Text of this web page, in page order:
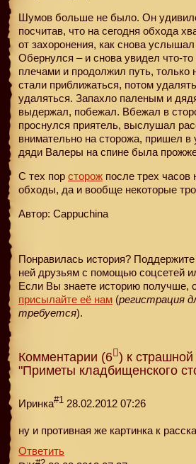
Шумов больше не было. Он
посчитав, что на сегодня обхода
от захоронения, как снова
Обернулся – и снова увидел что-
плечами и продолжил путь, только
стали приближаться, потом
удаляться. Запахло паленым и
выдержал, побежал. Вбежал в
проснулся приятель, выслушал
внимательно на сторожа, пришел в
дяди Валеры на спине была
С тех пор сторож после трех часов
обходы, да и вообще некоторые
Автор: Cappuchina
Понравилась история? Поддержите
ней друзьям с помощью соцсетей
Если Вы знаете историю получше,
присылайте её нам (регистрация
требуется).
Комментарии (6 ) к страшной
"Приметы кладбищенского
Иринка#1 28.02.2012 07:26
ну и противная же картинка к
Ответить